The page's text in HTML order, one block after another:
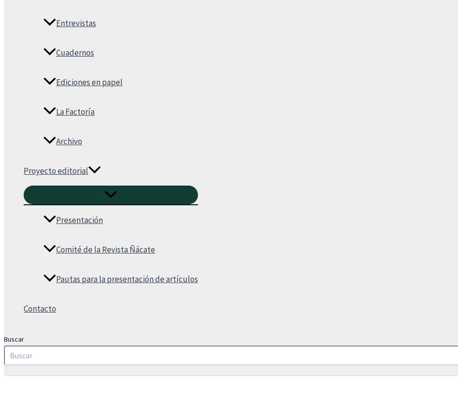
Entrevistas
Cuadernos
Ediciones en papel
La Factoría
Archivo
Proyecto editorial
Presentación
Comité de la Revista Ñácate
Pautas para la presentación de artículos
Contacto
Buscar